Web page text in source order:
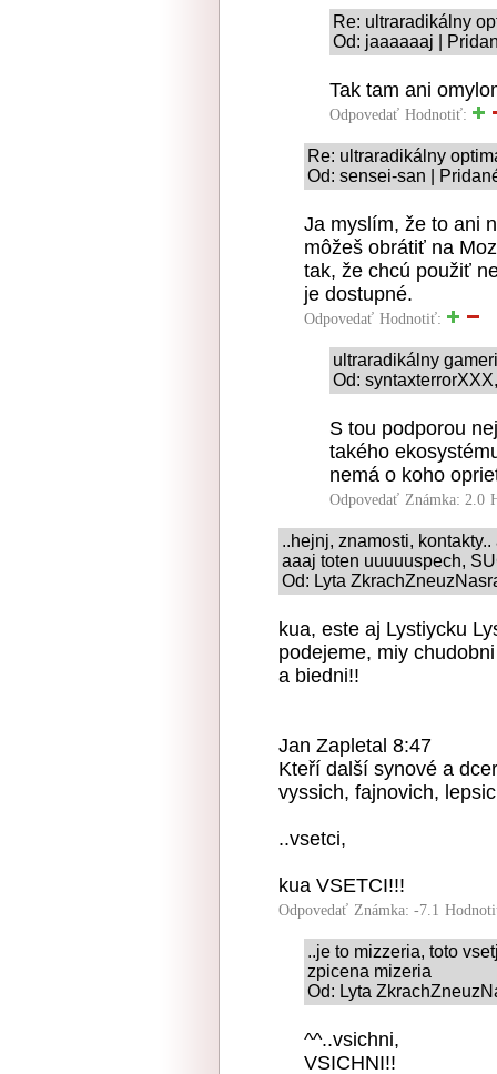
Re: ultraradikálny
Od: jaaaaaaj |
Tak tam ani
Odpovedať Hodnotiť:
Re: ultraradikálny
Od: sensei-san |
Ja myslím, že to ani
môžeš obrátiť na
tak, že chcú použiť
je dostupné.
Odpovedať Hodnotiť:
ultraradikálny
Od:
S tou podporou
takého
nemá o koho
Odpovedať Známka: 2.0
..hejnj, znamosti,
aaaj toten uuuuuspech,
Od: Lyta
kua, este aj Lystiycku
podejeme, miy chudobni
a biedni!!
Jan Zapletal 8:47
Kteří další synové a
vyssich, fajnovich,
..vsetci,
kua VSETCI!!!
Odpovedať Známka: -7.1
..je to mizzeria, toto
zpicena mizeria
Od: Lyta
^^..vsichni,
VSICHNI!!